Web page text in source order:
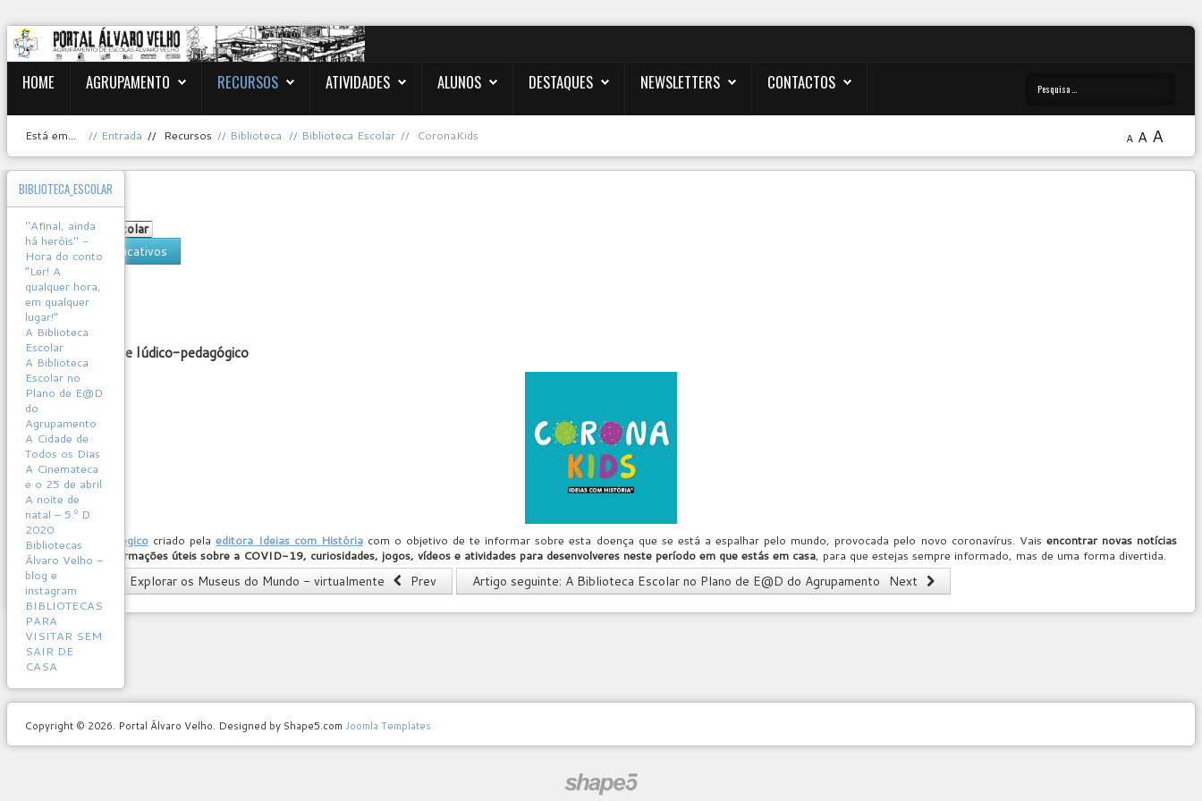
HOME AGRUPAMENTO RECURSOS ATIVIDADES ALUNOS DESTAQUES NEWSLETTERS CONTACTOS
Está em... Entrada Recursos Biblioteca Biblioteca Escolar CoronaKids A A A
CoronaKids
Biblioteca Escolar
recursos educativos
covid-19
User
Rating:
0
CoronaKids - site lúdico-pedagógico
Site lúdico-pedagógico criado pelaeditora Ideias com Históriacom o objetivo de te informar sobre esta doença que se está a espalhar pelo mundo, provocada pelo novo coronavírus. Vais encontrar novas notícias
todos os dias, informações úteis sobre a COVID-19, curiosidades, jogos, vídeos e atividades para desenvolveres neste período em que estás em casa, para que estejas sempre informado, mas de uma forma divertida.
Artigo anterior: Explorar os Museus do Mundo - virtualmente Prev Artigo seguinte: A Biblioteca Escolar no Plano de E@D do Agrupamento Next
BIBLIOTECA_ESCOLAR
"Afinal, ainda
há heróis" -
Hora do conto
“Ler! A
qualquer hora,
em qualquer
lugar!”
A Biblioteca
Escolar
A Biblioteca
Escolar no
Plano de E@D
do
Agrupamento
A Cidade de
Todos os Dias
A Cinemateca
e o 25 de abril
A noite de
natal – 5.º D
2020
Bibliotecas
Álvaro Velho -
blog e
instagram
BIBLIOTECAS
PARA
VISITAR SEM
SAIR DE
CASA
Copyright © 2026. Portal Álvaro Velho. Designed by Shape5.com Joomla Templates